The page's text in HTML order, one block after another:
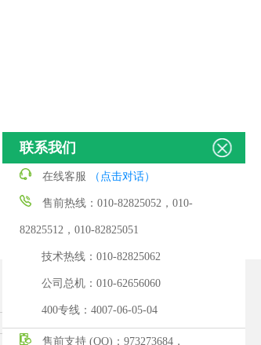
联系我们
在线客服 （点击对话）
售前热线：010-82825052，010-
82825512，010-82825051
技术热线：010-82825062
公司总机：010-62656060
400专线：4007-06-05-04
售前支持 (QQ)：973273684，